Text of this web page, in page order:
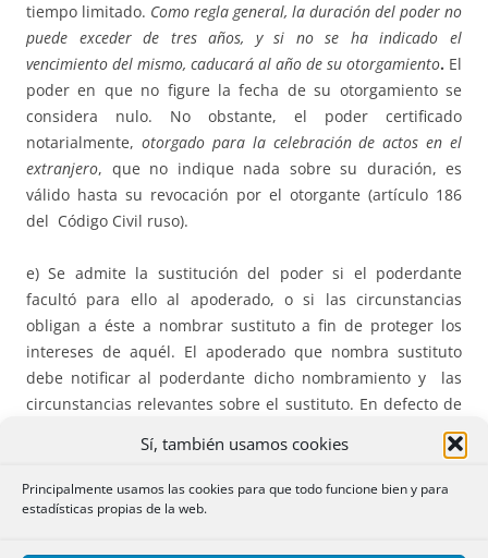
Sí, también usamos cookies
Principalmente usamos las cookies para que todo funcione bien y para
estadísticas propias de la web.
tiempo limitado. Como regla general, la duración del poder no
puede exceder de tres años, y si no se ha indicado el
vencimiento del mismo, caducará al año de su otorgamiento. El
poder en que no figure la fecha de su otorgamiento se
considera nulo. No obstante, el poder certificado
notarialmente, otorgado para la celebración de actos en el
extranjero, que no indique nada sobre su duración, es
válido hasta su revocación por el otorgante (artículo 186
del Código Civil ruso).
e) Se admite la sustitución del poder si el poderdante
facultó para ello al apoderado, o si las circunstancias
obligan a éste a nombrar sustituto a fin de proteger los
intereses de aquél. El apoderado que nombra sustituto
debe notificar al poderdante dicho nombramiento y las
circunstancias relevantes sobre el sustituto. En defecto de
notificación será responsable de lo actuado por el sustituto
f) El poder se extingue por su caducidad, por la revocación
del poderdante o por la renuncia del apoderado. La